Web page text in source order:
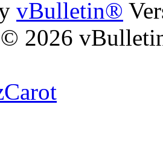
vBulletin®
2026